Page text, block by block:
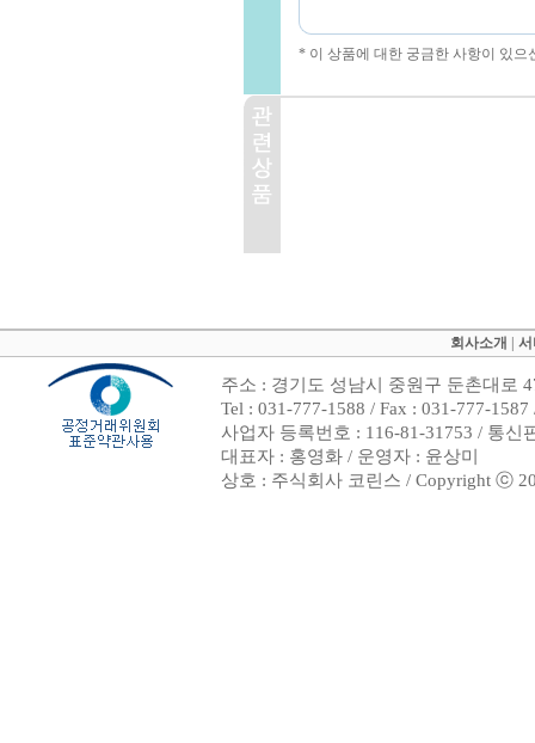
* 이 상품에 대한 궁금한 사항이 있
회사소개
주소 : 경기도 성남시 중원구 둔촌대로
Tel : 031-777-1588 / Fax : 031-777-
사업자 등록번호 : 116-81-31753 / 통신
대표자 : 홍영화 / 운영자 : 윤상미
상호 : 주식회사 코린스 / Copyright ⓒ